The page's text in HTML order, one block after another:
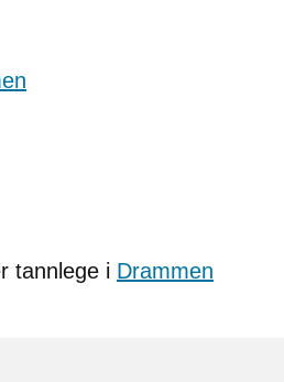
tannlege i Drammen